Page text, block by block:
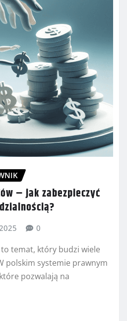
– jak zabezpieczyć
0
to temat, który budzi wiele
polskim systemie prawnym
pozwalają na